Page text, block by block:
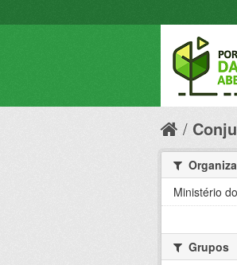
Ministério
Grupos